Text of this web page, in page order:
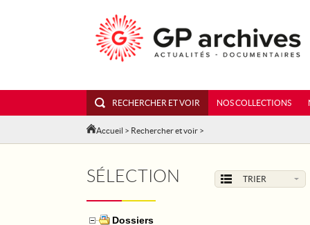
RECHERCHER ET VOIR NOS COLLECTIONS
Accueil > Rechercher et voir >
SÉLECTION TRIER